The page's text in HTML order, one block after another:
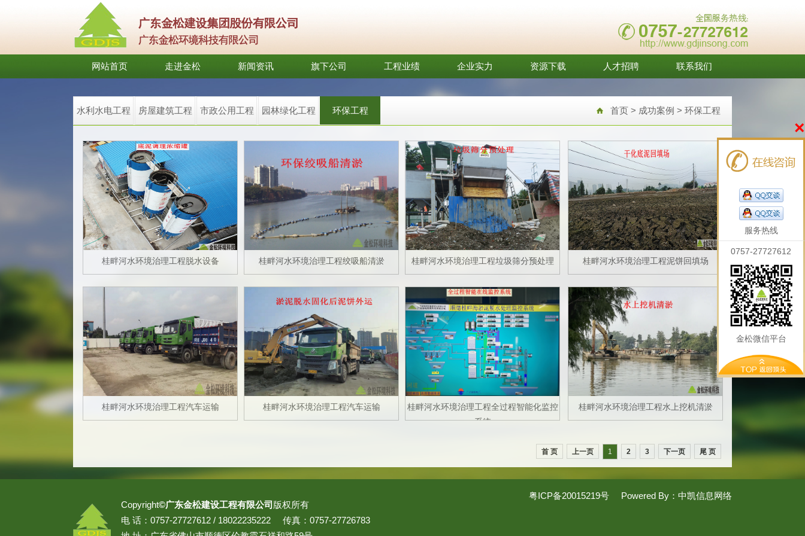
网站首页 走进金松 新闻资讯 旗下公司 工程业绩 企业实力 资源下载 人才招聘 联系我们
首页 > 成功案例 > 环保工程
水利水电工程 房屋建筑工程 市政公用工程 园林绿化工程 环保工程
桂畔河水环境治理工程脱水设备 桂畔河水环境治理工程绞吸船清淤 桂畔河水环境治理工程垃圾筛分预处理 桂畔河水环境治理工程泥饼回填场
桂畔河水环境治理工程汽车运输 桂畔河水环境治理工程汽车运输
桂畔河水环境治理工程全过程智能化监控
系统
桂畔河水环境治理工程水上挖机清淤
首 页 上一页 1 2 3 下一页 尾 页
Copyright©广东金松建设工程有限公司 版权所有
电 话：0757-27727612 / 18022235222 传真：0757-27726783
粤ICP备20015219号 Powered By： 中凯信息网络
×
服务热线
0757-27727612
金松微信平台